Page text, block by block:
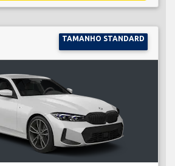
TAMANHO STANDARD